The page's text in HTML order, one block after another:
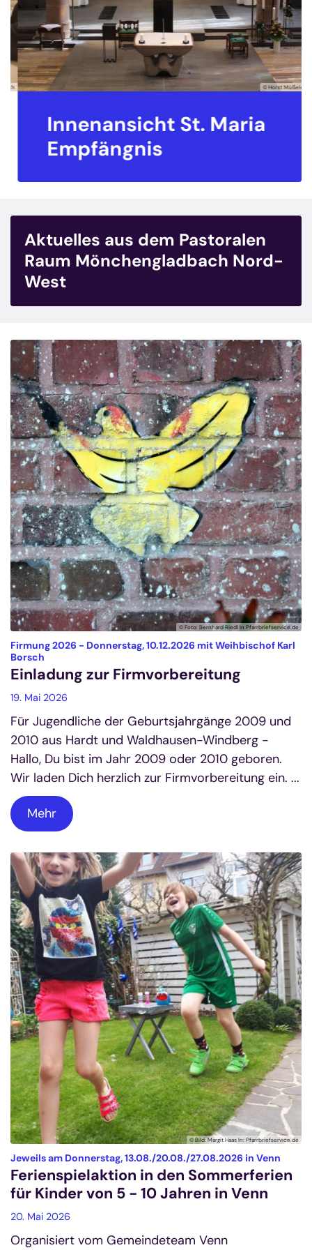
© Horst Müßeler
Innenansicht St. Maria
Empfängnis
Aktuelles aus dem Pastoralen
Raum Mönchengladbach Nord-
West
© Foto: Bernhard Riedl In Pfarrbriefservice.de
Firmung 2026 - Donnerstag, 10.12.2026 mit Weihbischof Karl
Borsch
Einladung zur Firmvorbereitung
19. Mai 2026
Für Jugendliche der Geburtsjahrgänge 2009 und
2010 aus Hardt und Waldhausen-Windberg -
Hallo, Du bist im Jahr 2009 oder 2010 geboren.
Wir laden Dich herzlich zur Firmvorbereitung ein. ...
Mehr
© Bild: Margit Haas In: Pfarrbriefservice.de
Jeweils am Donnerstag, 13.08./20.08./27.08.2026 in Venn
Ferienspielaktion in den Sommerferien
für Kinder von 5 - 10 Jahren in Venn
20. Mai 2026
Organisiert vom Gemeindeteam Venn